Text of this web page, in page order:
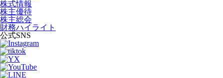
株式情報
株主優待
株主総会
財務ハイライト
公式SNS